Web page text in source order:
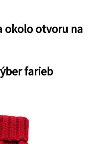
okolo otvoru na
farieb